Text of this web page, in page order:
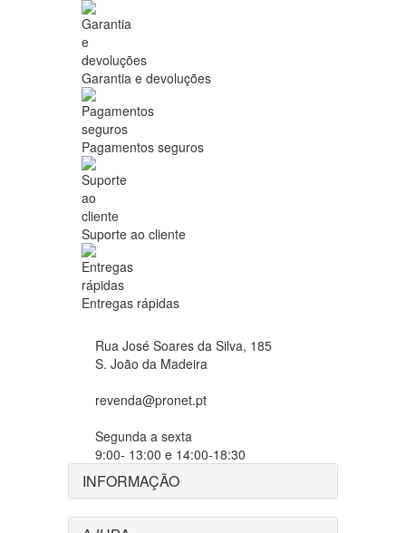
Garantia e devoluções
Pagamentos seguros
Suporte ao cliente
Entregas rápidas
Rua José Soares da Silva, 185
S. João da Madeira
revenda@pronet.pt
Segunda a sexta
9:00- 13:00 e 14:00-18:30
INFORMAÇÃO